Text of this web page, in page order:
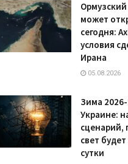
может
сегодня:
условия
Ирана
05.08.2026
Зима
Украине:
сценарий,
свет
сутки